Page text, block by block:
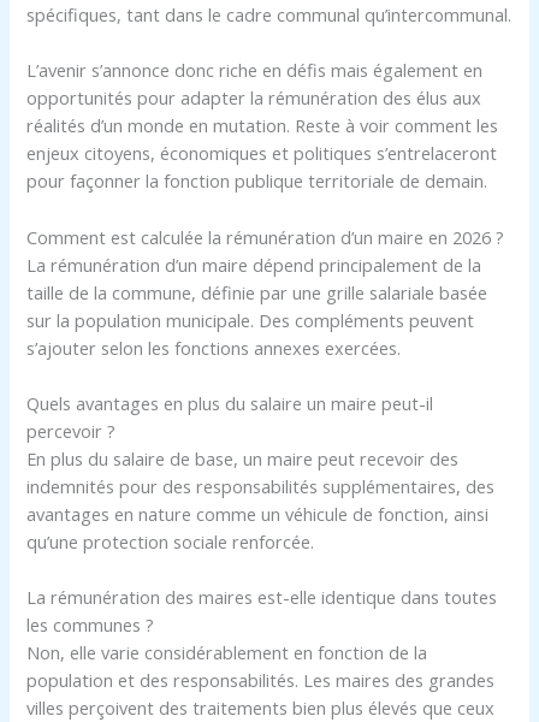
spécifiques, tant dans le cadre communal qu’intercommunal.
L’avenir s’annonce donc riche en défis mais également en
opportunités pour adapter la rémunération des élus aux
réalités d’un monde en mutation. Reste à voir comment les
enjeux citoyens, économiques et politiques s’entrelaceront
pour façonner la fonction publique territoriale de demain.
Comment est calculée la rémunération d’un maire en 2026 ?
La rémunération d’un maire dépend principalement de la
taille de la commune, définie par une grille salariale basée
sur la population municipale. Des compléments peuvent
s’ajouter selon les fonctions annexes exercées.
Quels avantages en plus du salaire un maire peut-il
percevoir ?
En plus du salaire de base, un maire peut recevoir des
indemnités pour des responsabilités supplémentaires, des
avantages en nature comme un véhicule de fonction, ainsi
qu’une protection sociale renforcée.
La rémunération des maires est-elle identique dans toutes
les communes ?
Non, elle varie considérablement en fonction de la
population et des responsabilités. Les maires des grandes
villes perçoivent des traitements bien plus élevés que ceux